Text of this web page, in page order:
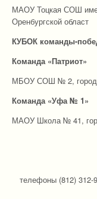
МАОУ Тоцкая СОШ
Оренбургской област
КУБОК команды-
Команда «Патриот»
МБОУ СОШ № 2, город
Команда «Уфа №
МАОУ Школа № 41,
телефоны (812) 312-